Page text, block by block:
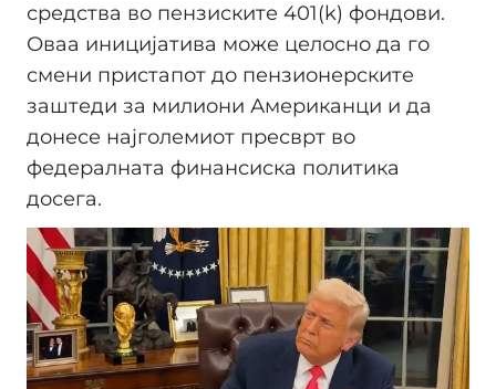
средства во пензиските 401(k) фондови.
Оваа иницијатива може целосно да го
смени пристапот до пензионерските
заштеди за милиони Американци и да
донесе најголемиот пресврт во
федералната финансиска политика
досега.